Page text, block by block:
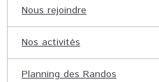
Nous rejoindre
Nos activités
Planning des Randos